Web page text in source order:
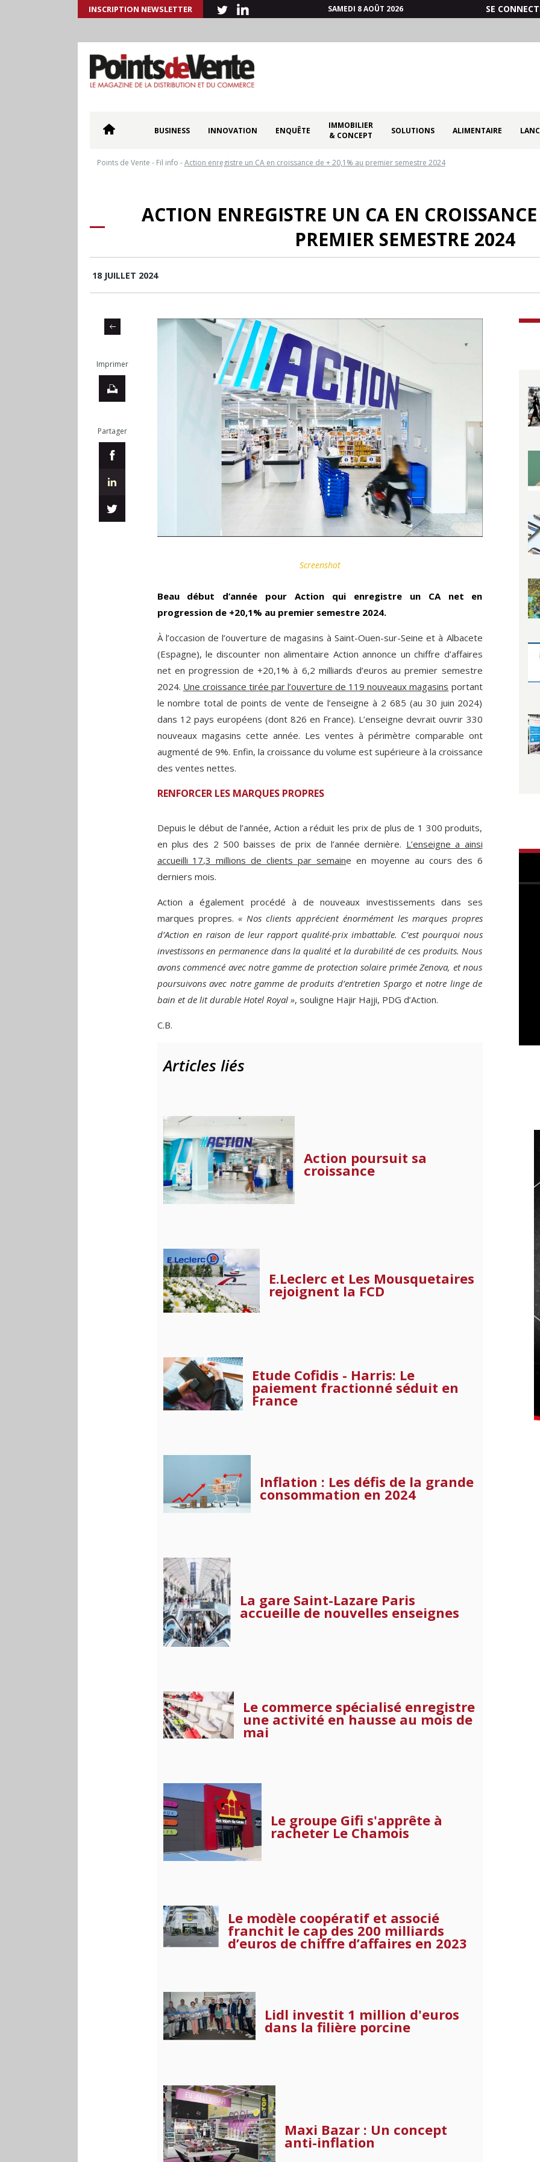
INSCRIPTION NEWSLETTER SAMEDI 8 AOÛT 2026 SE
BUSINESS INNOVATION ENQUÊTE
IMMOBILIER
& CONCEPT
SOLUTIONS ALIMENTAIRE
Points de Vente - Fil info -Action enregistre un CA en croissance de + 20,1% au premier semestre 2024
ACTION ENREGISTRE UN CA EN
PREMIER SEMESTRE 2024
18 JUILLET 2024
Imprimer
Partager
Screenshot
Beau début d’année pour Action qui enregistre un CA net en
progression de +20,1% au premier semestre 2024.
À l’occasion de l’ouverture de magasins à Saint-Ouen-sur-Seine et à Albacete
(Espagne), le discounter non alimentaire Action annonce un chiffre d’affaires
net en progression de +20,1% à 6,2 milliards d’euros au premier semestre
2024. Une croissance tirée par l’ouverture de 119 nouveaux magasins portant
le nombre total de points de vente de l’enseigne à 2 685 (au 30 juin 2024)
dans 12 pays européens (dont 826 en France). L’enseigne devrait ouvrir 330
nouveaux magasins cette année. Les ventes à périmètre comparable ont
augmenté de 9%. Enfin, la croissance du volume est supérieure à la croissance
des ventes nettes.
RENFORCER LES MARQUES PROPRES
Depuis le début de l’année, Action a réduit les prix de plus de 1 300 produits,
en plus des 2 500 baisses de prix de l’année dernière. L’enseigne a ainsi
accueilli 17,3 millions de clients par semaine en moyenne au cours des 6
derniers mois.
Action a également procédé à de nouveaux investissements dans ses
marques propres. « Nos clients apprécient énormément les marques propres
d’Action en raison de leur rapport qualité-prix imbattable. C’est pourquoi nous
investissons en permanence dans la qualité et la durabilité de ces produits. Nous
avons commencé avec notre gamme de protection solaire primée Zenova, et nous
poursuivons avec notre gamme de produits d’entretien Spargo et notre linge de
bain et de lit durable Hotel Royal », souligne Hajir Hajji, PDG d’Action.
C.B.
Articles liés
Action poursuit sa
croissance
E.Leclerc et Les Mousquetaires
rejoignent la FCD
Etude Cofidis - Harris: Le
paiement fractionné séduit en
France
Inflation : Les défis de la grande
consommation en 2024
La gare Saint-Lazare Paris
accueille de nouvelles enseignes
Le commerce spécialisé enregistre
une activité en hausse au mois de
mai
Le groupe Gifi s'apprête à
racheter Le Chamois
Le modèle coopératif et associé
franchit le cap des 200 milliards
d’euros de chiffre d’affaires en 2023
Lidl investit 1 million d'euros
dans la filière porcine
Maxi Bazar : Un concept
anti-inflation